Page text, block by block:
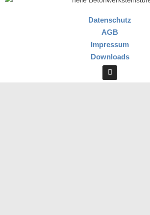
Datenschutz
AGB
Impressum
Downloads